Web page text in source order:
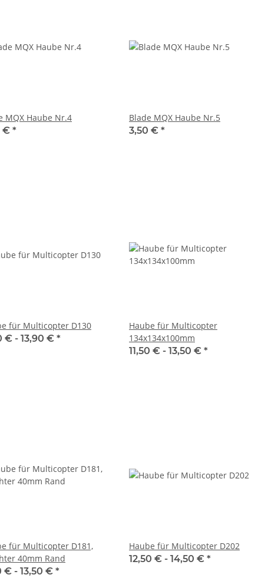
MQX Haube Nr.4
€ *
Blade MQX Haube Nr.5
3,50 € *
für Multicopter D130
€ - 13,90 € *
Haube für Multicopter
134x134x100mm
11,50 € - 13,50 € *
für Multicopter D181,
40mm Rand
€ - 13,50 € *
Haube für Multicopter D202
12,50 € - 14,50 € *